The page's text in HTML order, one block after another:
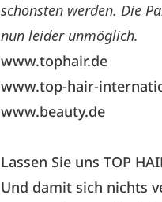
schönsten werden. Die
nun leider unmöglich.
www.tophair.de
www.top-hair-
www.beauty.de
Lassen Sie uns TOP
Und damit sich nichts